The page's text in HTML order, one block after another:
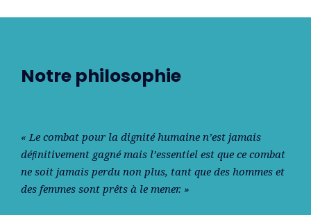
Notre philosophie
« Le combat pour la dignité humaine n’est jamais
déﬁnitivement gagné mais l’essentiel est que ce combat
ne soit jamais perdu non plus, tant que des hommes et
des femmes sont prêts à le mener. »